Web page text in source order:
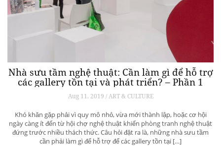
Nhà sưu tầm nghệ thuật: Cần làm gì để hỗ trợ
các gallery tồn tại và phát triển? – Phần 1
Aug 11, 2019 / ART & CULTURE
Khó khăn gặp phải vì quy mô nhỏ, vừa mới thành lập, hoặc cơ hội
ngày càng ít đến từ hội chợ nghệ thuật khiến phòng tranh nghệ thuật
đứng trước nhiều thách thức. Câu hỏi đặt ra là, những nhà sưu tầm
cần phải làm gì để hỗ trợ để các gallery tồn tại […]